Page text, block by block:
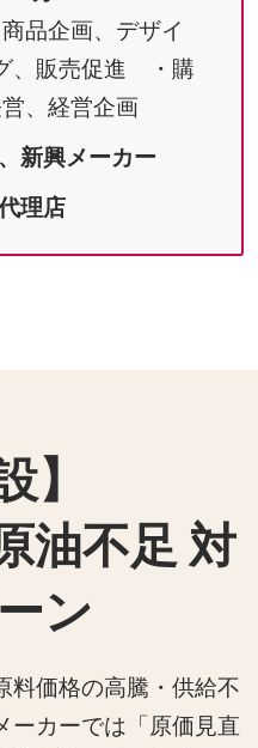
品企画、デザイ
、販売促進 ・購
、経営企画
新興メーカー
理店
】
油不足 対
ン
料価格の高騰・供給不
ーカーでは「原価見直